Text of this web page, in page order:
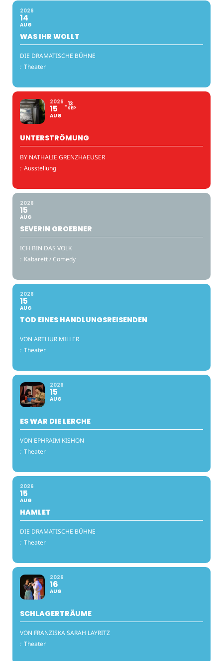
2026
14
AUG
WAS IHR WOLLT
DIE DRAMATISCHE BÜHNE
: Theater
2026
15
AUG
13
SEP
UNTERSTRÖMUNG
BY NATHALIE GRENZHAEUSER
: Ausstellung
2026
15
AUG
SEVERIN GROEBNER
ICH BIN DAS VOLK
: Kabarett / Comedy
2026
15
AUG
TOD EINES HANDLUNGSREISENDEN
VON ARTHUR MILLER
: Theater
2026
15
AUG
ES WAR DIE LERCHE
VON EPHRAIM KISHON
: Theater
2026
15
AUG
HAMLET
DIE DRAMATISCHE BÜHNE
: Theater
2026
16
AUG
SCHLAGERTRÄUME
VON FRANZISKA SARAH LAYRITZ
: Theater